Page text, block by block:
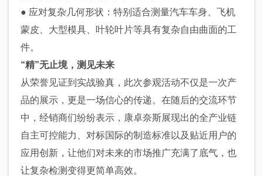
● 应对复杂几何形状：特别适合测量汽车车身、飞机
蒙皮、大型模具、叶轮叶片等具有复杂自由曲面的工
件。
“精”无止境，测见未来
从荣誉见证到实战验真，此次参观活动不仅是一次产
品的展示，更是一场信心的传递。在随后的交流环节
中，经销商们纷纷表示，康卓奈斯展现出的全产业链
自主可控能力、对标国际的制造标准以及贴近用户的
应用创新，让他们对未来的市场推广充满了底气，也
让复杂检测变得更简单高效。